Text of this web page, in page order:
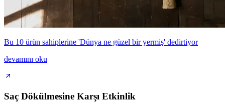
Bu 10 ürün sahiplerine 'Dünya ne güzel bir yermiş' dedirtiyor
devamını oku
Saç Dökülmesine Karşı Etkinlik